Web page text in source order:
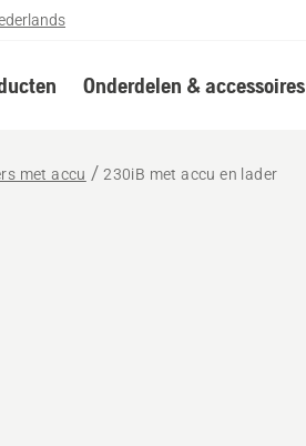
Onderdelen & accessoires
met accu 230iB met accu en lader